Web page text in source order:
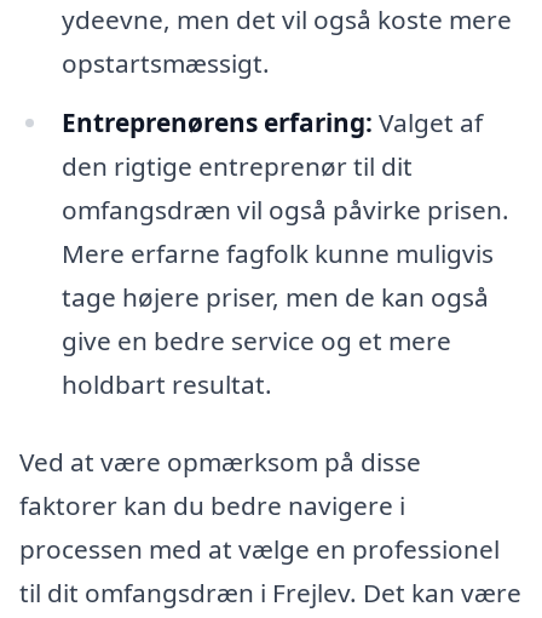
ydeevne, men det vil også koste mere
opstartsmæssigt.
Entreprenørens erfaring: Valget af
den rigtige entreprenør til dit
omfangsdræn vil også påvirke prisen.
Mere erfarne fagfolk kunne muligvis
tage højere priser, men de kan også
give en bedre service og et mere
holdbart resultat.
Ved at være opmærksom på disse
faktorer kan du bedre navigere i
processen med at vælge en professionel
til dit omfangsdræn i Frejlev. Det kan være